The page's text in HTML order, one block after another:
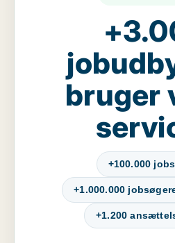
bruger
+100.000
+1.000.000
+1.200